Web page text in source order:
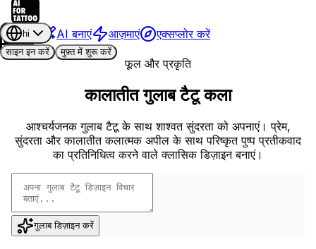
AI बनाएं आज़माएं एक्सप्लोर करें
hi
साइन इन करें
मुफ़्त में शुरू करें
फूल और प्रकृति
कालातीत गुलाब टैटू कला
आश्चर्यजनक गुलाब टैटू के साथ शाश्वत सुंदरता को अपनाएं। प्रेम,
सुंदरता और कालातीत कलात्मक अपील के साथ परिष्कृत पुष्प प्रतीकवाद
का प्रतिनिधित्व करने वाले क्लासिक डिज़ाइन बनाएं।
गुलाब डिज़ाइन करें